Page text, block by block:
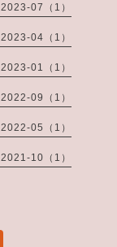
2023-07（1）
2023-04（1）
2023-01（1）
2022-09（1）
2022-05（1）
2021-10（1）